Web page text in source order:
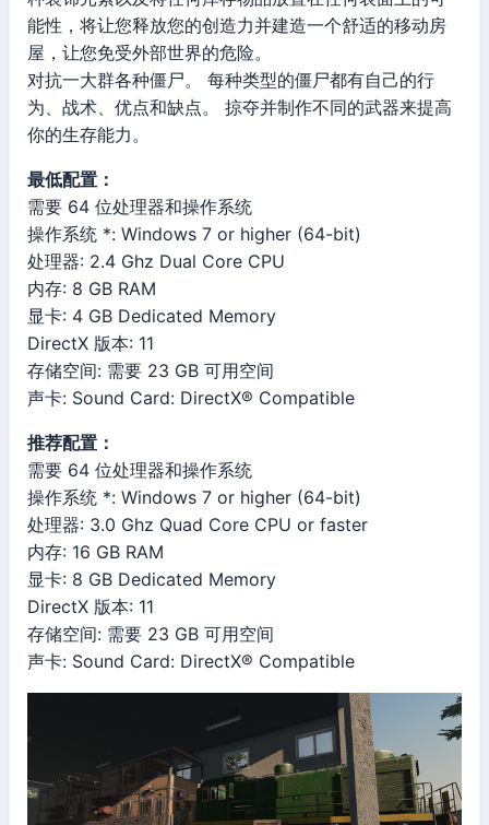
能性，将让您释放您的创造力并建造一个舒适的移动房
屋，让您免受外部世界的危险。
对抗一大群各种僵尸。 每种类型的僵尸都有自己的行
为、战术、优点和缺点。 掠夺并制作不同的武器来提高
你的生存能力。
最低配置：
需要 64 位处理器和操作系统
操作系统 *: Windows 7 or higher (64-bit)
处理器: 2.4 Ghz Dual Core CPU
内存: 8 GB RAM
显卡: 4 GB Dedicated Memory
DirectX 版本: 11
存储空间: 需要 23 GB 可用空间
声卡: Sound Card: DirectX® Compatible
推荐配置：
需要 64 位处理器和操作系统
操作系统 *: Windows 7 or higher (64-bit)
处理器: 3.0 Ghz Quad Core CPU or faster
内存: 16 GB RAM
显卡: 8 GB Dedicated Memory
DirectX 版本: 11
存储空间: 需要 23 GB 可用空间
声卡: Sound Card: DirectX® Compatible